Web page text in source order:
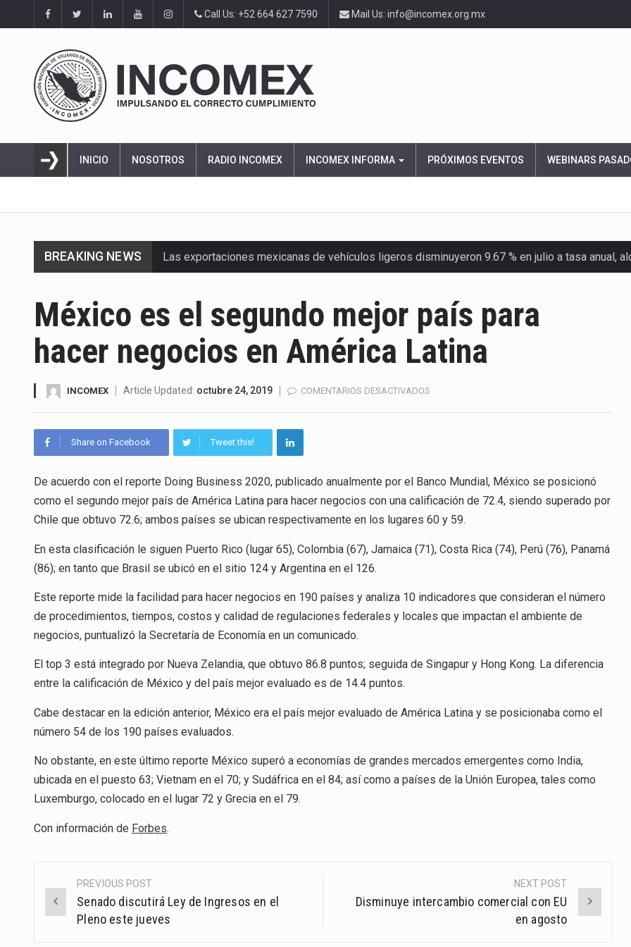
Call Us: +52 664 627 7590 Mail Us: info@incomex.org.mx
INICIO NOSOTROS RADIO INCOMEX INCOMEX INFORMA PRÓXIMOS EVENTOS WEBINARS
BREAKING NEWS Las exportaciones mexicanas de vehículos ligeros disminuyeron 9.67 % en julio a tasa anual,
La Coalition for a Prosperous America (CPA) solicitó al gobierno de Estados Unidos mantener
Solo el 17.8 % de las empresas en México se considera totalmente preparada para la…
Ante la suspensión temporal de las inspecciones sanitarias del Departamento de Agricultura
Los créditos fiscales determinados a empresas IMMEX rara vez nacen de una interpretación
La industria automotriz mexicana concentra más de la mitad de las quejas bajo el Mecanismo…
La inversión fija bruta en México registró un aumento de 1.1% interanual en mayo de…
El gobierno de Estados Unidos anunciará un arancel del 15 % sobre los productos fabricados…
El Departamento de Agricultura de Estados Unidos (USDA) suspendió el 5 de agosto de 2026…
México es el segundo mejor país para
hacer negocios en América Latina
INCOMEX Article Updated: octubre 24, 2019 COMENTARIOS DESACTIVADOS
PAÍS
PARA
NEGOCIOS
AMÉRICA
Share on Facebook Tweet this!
De acuerdo con el reporte Doing Business 2020, publicado anualmente por el Banco Mundial, México se posicionó
como el segundo mejor país de América Latina para hacer negocios con una calificación de 72.4, siendo superado por
Chile que obtuvo 72.6; ambos países se ubican respectivamente en los lugares 60 y 59.
En esta clasificación le siguen Puerto Rico (lugar 65), Colombia (67), Jamaica (71), Costa Rica (74), Perú (76), Panamá
(86); en tanto que Brasil se ubicó en el sitio 124 y Argentina en el 126.
Este reporte mide la facilidad para hacer negocios en 190 países y analiza 10 indicadores que consideran el número
de procedimientos, tiempos, costos y calidad de regulaciones federales y locales que impactan el ambiente de
negocios, puntualizó la Secretaría de Economía en un comunicado.
El top 3 está integrado por Nueva Zelandia, que obtuvo 86.8 puntos; seguida de Singapur y Hong Kong. La diferencia
entre la calificación de México y del país mejor evaluado es de 14.4 puntos.
Cabe destacar en la edición anterior, México era el país mejor evaluado de América Latina y se posicionaba como el
número 54 de los 190 países evaluados.
No obstante, en este último reporte México superó a economías de grandes mercados emergentes como India,
ubicada en el puesto 63; Vietnam en el 70; y Sudáfrica en el 84; así como a países de la Unión Europea, tales como
Luxemburgo, colocado en el lugar 72 y Grecia en el 79.
Con información de Forbes.
Post
navigation
PREVIOUS POST
Senado discutirá Ley de Ingresos en el
Pleno este jueves
NEXT POST
Disminuye intercambio comercial con EU
en agosto